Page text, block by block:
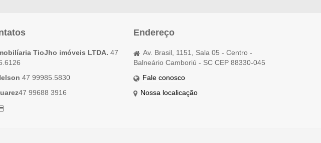
TioJho imóveis LTDA. 47
47 99985.5830
47 99688 3916
Endereço
Av. Brasil, 1151, Sala 05 - Centro -
Balneário Camboriú - SC CEP 88330-045
Fale conosco
Nossa localicação